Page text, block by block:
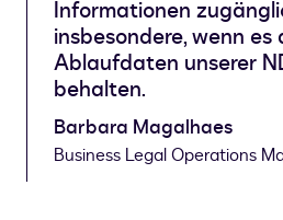
Informationen
insbesondere, wenn
Ablaufdaten unserer
behalten.
Barbara Magalhaes
Business Legal Operations